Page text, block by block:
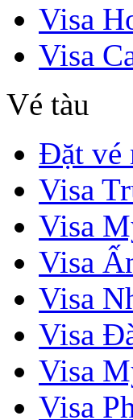
Visa
Visa
Vé tàu
Đặt vé
Visa
Visa
Visa
Visa
Visa
Visa
Visa